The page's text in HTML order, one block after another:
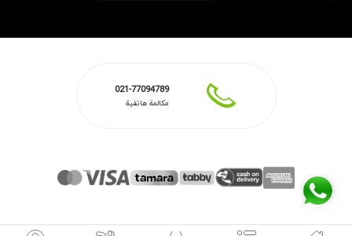
021-77094789
مكالمة هاتفية